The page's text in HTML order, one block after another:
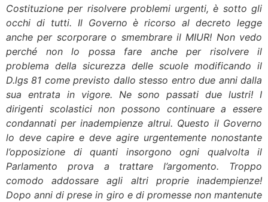
Costituzione per risolvere problemi urgenti, è sotto gli
occhi di tutti. Il Governo è ricorso al decreto legge
anche per scorporare o smembrare il MIUR! Non vedo
perché non lo possa fare anche per risolvere il
problema della sicurezza delle scuole modificando il
D.lgs 81 come previsto dallo stesso entro due anni dalla
sua entrata in vigore. Ne sono passati due lustri! I
dirigenti scolastici non possono continuare a essere
condannati per inadempienze altrui. Questo il Governo
lo deve capire e deve agire urgentemente nonostante
l’opposizione di quanti insorgono ogni qualvolta il
Parlamento prova a trattare l’argomento. Troppo
comodo addossare agli altri proprie inadempienze!
Dopo anni di prese in giro e di promesse non mantenute